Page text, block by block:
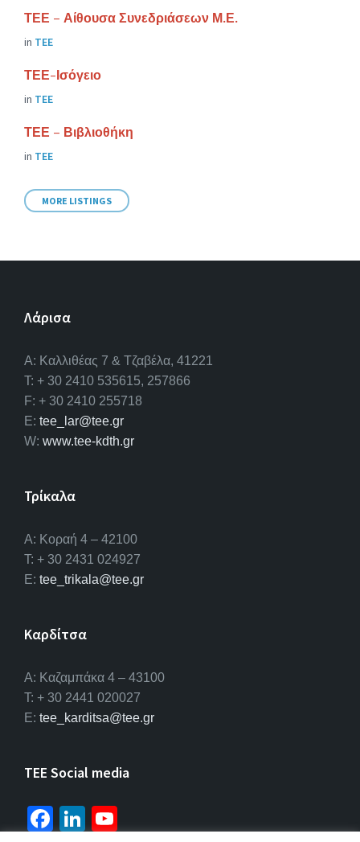
ΤΕΕ – Αίθουσα Συνεδριάσεων Μ.Ε.
in ΤΕΕ
ΤΕΕ-Ισόγειο
in ΤΕΕ
ΤΕΕ – Βιβλιοθήκη
in ΤΕΕ
MORE LISTINGS
Λάρισα
A: Καλλιθέας 7 & Τζαβέλα, 41221
T: + 30 2410 535615, 257866
F: + 30 2410 255718
E: tee_lar@tee.gr
W: www.tee-kdth.gr
Τρίκαλα
Α: Κοραή 4 – 42100
T: + 30 2431 024927
E: tee_trikala@tee.gr
Καρδίτσα
Α: Καζαμπάκα 4 – 43100
T: + 30 2441 020027
E: tee_karditsa@tee.gr
TEE Social media
Fa Li